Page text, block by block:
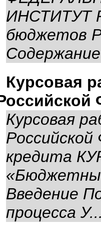
ИНСТИТУТ
бюджетов
Курсовая
Курсовая
кредита
Введение
процесса